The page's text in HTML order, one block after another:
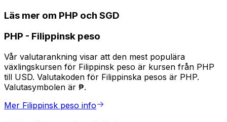
Läs mer om PHP och SGD
PHP - Filippinsk peso
Vår valutarankning visar att den mest populära
växlingskursen för Filippinsk peso är kursen från PHP
till USD. Valutakoden för Filippinska pesos är PHP.
Valutasymbolen är ₱.
Mer Filippinsk peso info